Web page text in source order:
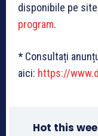
disponibile pe
program.
* Consultați
aici: https://
Hot this